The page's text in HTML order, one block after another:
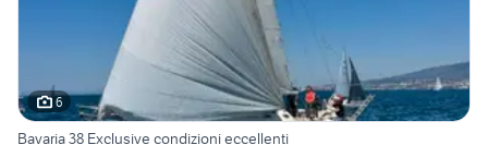
6
Bavaria 38 Exclusive condizioni eccellenti